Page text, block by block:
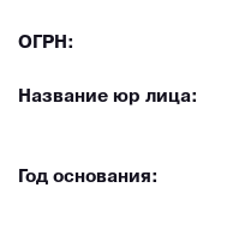
ОГРН:
Название юр лица:
Год основания: